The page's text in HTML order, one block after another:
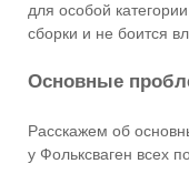
для особой
сборки и не боится
Основные
Расскажем об
у Фольксваген всех